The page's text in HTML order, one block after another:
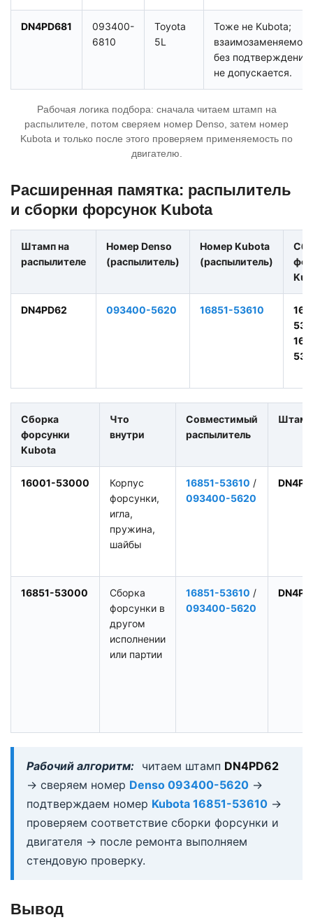
DN4PD681
093400-
6810
Toyota
5L
Тоже не Kubota;
без подтверждения
не допускается.
Рабочая логика подбора: сначала читаем штамп на
распылителе, потом сверяем номер Denso, затем номер
Kubota и только после этого проверяем применяемость по
двигателю.
Расширенная памятка: распылитель
и сборки форсунок Kubota
Штамп на
распылителе
Номер Denso
(распылитель)
Номер Kubota
(распылитель)
DN4PD62 093400-5620 16851-53610
Сборка
форсунки
Kubota
Что
внутри
Совместимый
распылитель
Штамп
16001-53000
Корпус
форсунки,
игла,
пружина,
шайбы
16851-53610 /
093400-5620
16851-53000
Сборка
форсунки в
другом
исполнении
или партии
16851-53610 /
093400-5620
Рабочий алгоритм: читаем штамп DN4PD62
→ сверяем номер Denso 093400-5620 →
подтверждаем номер Kubota 16851-53610 →
проверяем соответствие сборки форсунки и
двигателя → после ремонта выполняем
стендовую проверку.
Вывод